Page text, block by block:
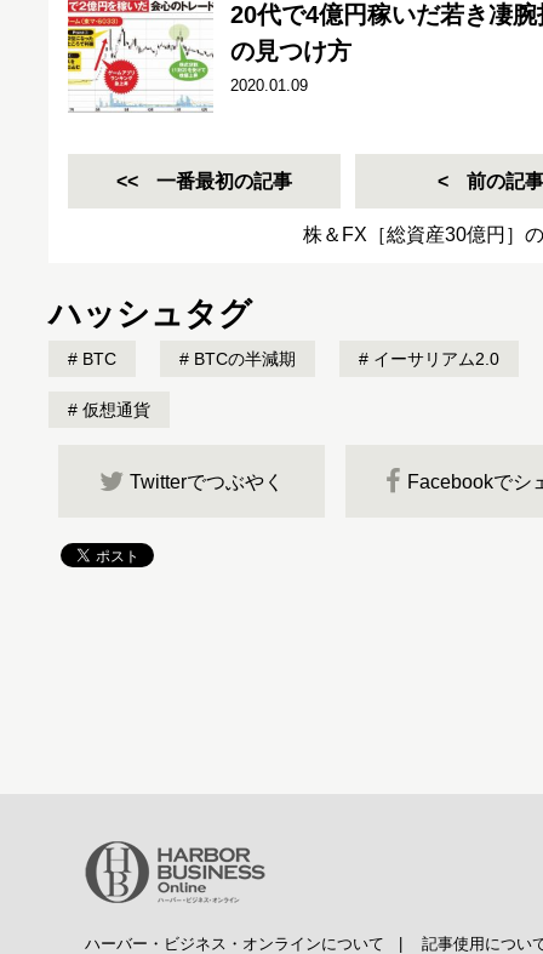
20代で4億円稼いだ若き凄
の見つけ方
2020.01.09
一番最初の記事 前の記事
株＆FX［総資産30億円］
ハッシュタグ
BTC BTCの半減期 イーサリアム2.0
仮想通貨
Twitterでつぶやく Facebookでシ
ハーバー・ビジネス・オンラインについて 記事使用につい